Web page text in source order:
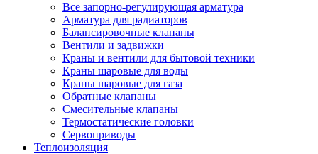
Все запорно-регулирующая арматура
Арматура для радиаторов
Балансировочные клапаны
Вентили и задвижки
Краны и вентили для бытовой техники
Краны шаровые для воды
Краны шаровые для газа
Обратные клапаны
Смесительные клапаны
Термостатические головки
Сервоприводы
Теплоизоляция